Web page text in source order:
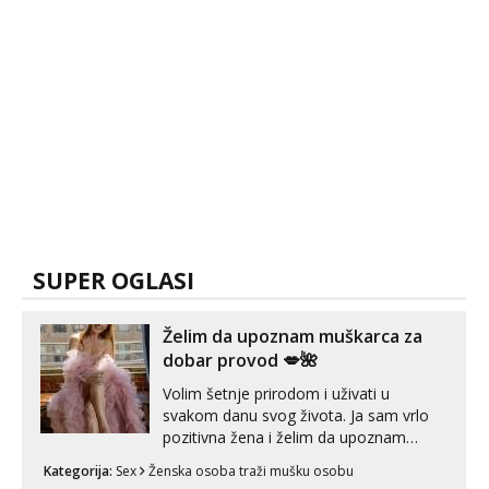
SUPER OGLASI
Želim da upoznam muškarca za
dobar provod 💋🌺
Volim šetnje prirodom i uživati u
svakom danu svog života. Ja sam vrlo
pozitivna žena i želim da upoznam
može i nešto više.💋🌺 Klikni na link
Kategorija: Sex Ženska osoba traži mušku osobu